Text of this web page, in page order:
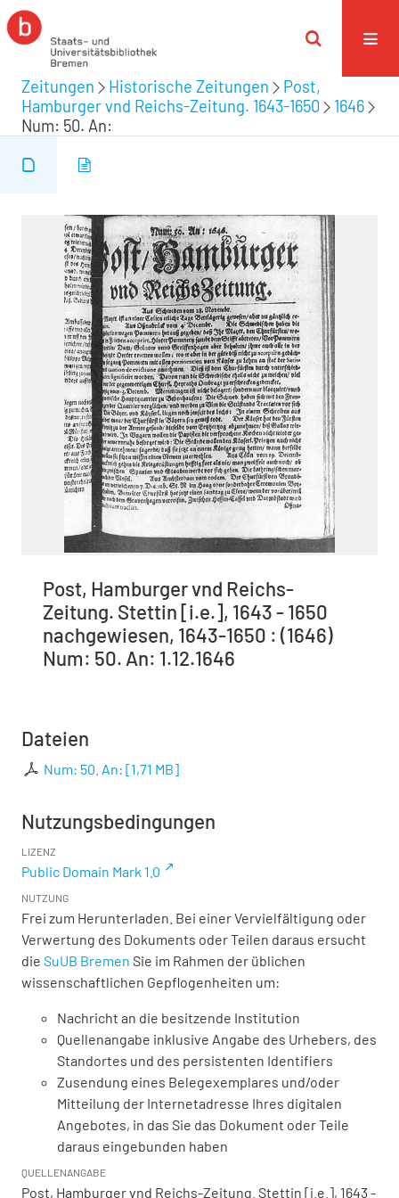
Zeitungen Historische Zeitungen
Post,
Hamburger vnd Reichs-Zeitung. 1643-1650
1646
Num: 50. An:
Post, Hamburger vnd Reichs-
Zeitung. Stettin [i.e.], 1643 - 1650
nachgewiesen, 1643-1650 : (1646)
Num: 50. An: 1.12.1646
Dateien
Num: 50. An: [1,71 MB]
Nutzungsbedingungen
LIZENZ
Public Domain Mark 1.0
NUTZUNG
Frei zum Herunterladen. Bei einer Vervielfältigung oder
Verwertung des Dokuments oder Teilen daraus ersucht
die SuUB Bremen Sie im Rahmen der üblichen
wissenschaftlichen Gepflogenheiten um:
Nachricht an die besitzende Institution
Quellenangabe inklusive Angabe des Urhebers, des
Standortes und des persistenten Identifiers
Zusendung eines Belegexemplares und/oder
Mitteilung der Internetadresse Ihres digitalen
Angebotes, in das Sie das Dokument oder Teile
daraus eingebunden haben
QUELLENANGABE
Post, Hamburger vnd Reichs-Zeitung. Stettin [i.e.], 1643 -